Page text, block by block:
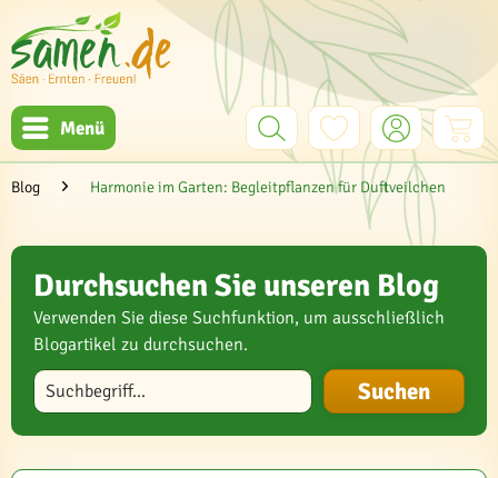
Menü
Blog Harmonie im Garten: Begleitpflanzen für Duftveilchen
Durchsuchen Sie unseren Blog
Verwenden Sie diese Suchfunktion, um ausschließlich
Blogartikel zu durchsuchen.
Blog durchsuchen